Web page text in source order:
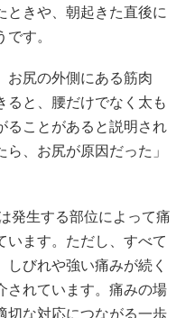
ときや、朝起きた直後に
す。
お尻の外側にある筋肉
ると、腰だけでなく太も
ることがあると説明され
、お尻が原因だった」
発生する部位によって痛
います。ただし、すべて
びれや強い痛みが続く
されています。痛みの場
切な対応につながる一歩